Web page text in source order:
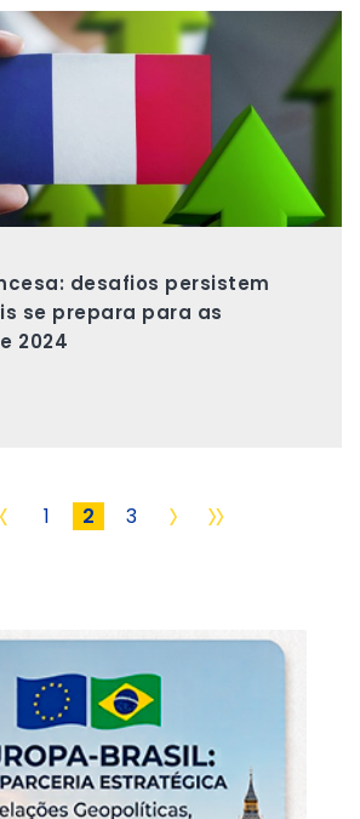
desafios persistem
se prepara para as
2024
‹ 1 2 3 › »